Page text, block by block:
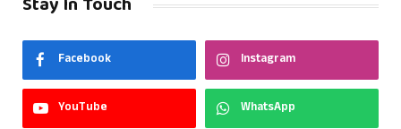
Facebook Instagram
YouTube WhatsApp